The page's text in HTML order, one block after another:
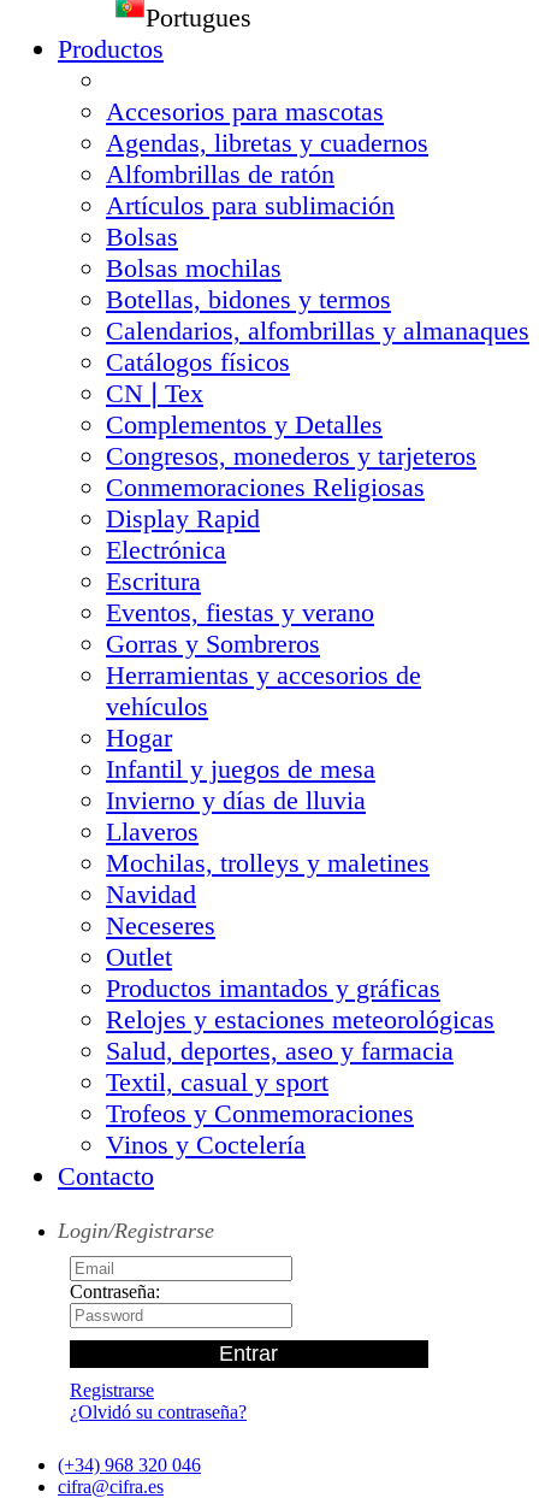
Portugues
Productos
Accesorios para mascotas
Agendas, libretas y cuadernos
Alfombrillas de ratón
Artículos para sublimación
Bolsas
Bolsas mochilas
Botellas, bidones y termos
Calendarios, alfombrillas y almanaques
Catálogos físicos
CN❘Tex
Complementos y Detalles
Congresos, monederos y tarjeteros
Conmemoraciones Religiosas
Display Rapid
Electrónica
Escritura
Eventos, fiestas y verano
Gorras y Sombreros
Herramientas y accesorios de
vehículos
Hogar
Infantil y juegos de mesa
Invierno y días de lluvia
Llaveros
Mochilas, trolleys y maletines
Navidad
Neceseres
Outlet
Productos imantados y gráficas
Relojes y estaciones meteorológicas
Salud, deportes, aseo y farmacia
Textil, casual y sport
Trofeos y Conmemoraciones
Vinos y Coctelería
Contacto
Login/Registrarse
Contraseña:
Registrarse
¿Olvidó su contraseña?
(+34) 968 320 046
cifra@cifra.es